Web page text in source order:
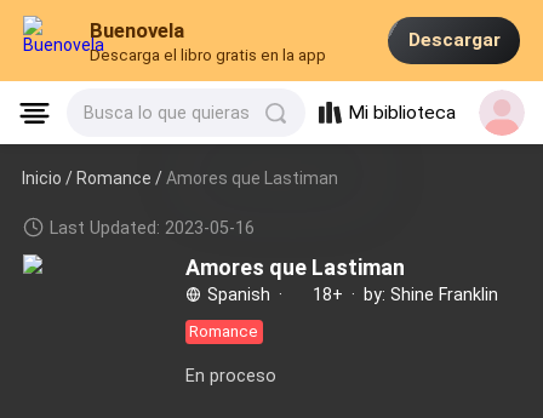
Buenovela
Descarga el libro gratis en la app
Descargar
Busca lo que quieras Mi biblioteca
Inicio /Romance /Amores que Lastiman
Last Updated: 2023-05-16
Amores que Lastiman
Spanish · 18+ · by: Shine Franklin
Romance
En proceso